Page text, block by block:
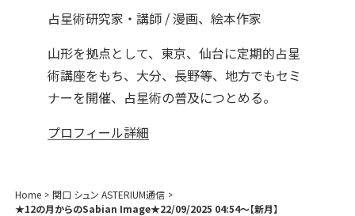
占星術研究家・講師 / 漫画、絵本作家
山形を拠点として、東京、仙台に定期的占星
術講座をもち、大分、長野等、地方でもセミ
ナーを開催、占星術の普及につとめる。
プロフィール詳細
Home
関口 シュン ASTERIUM通信
★12の月からのSabian Image★22/09/2025 04:54～【新月】